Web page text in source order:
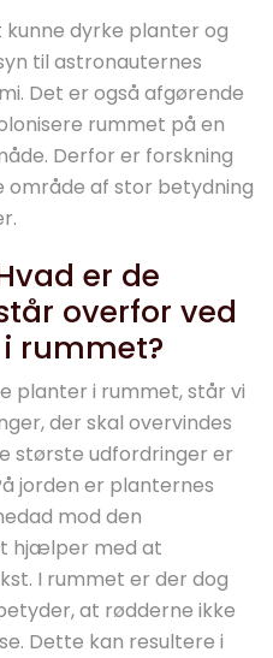
dyrke planter og
til astronauternes
Det er også afgørende
rummet på en
Derfor er forskning
område af stor betydning
er de
overfor ved
rummet?
planter i rummet, står vi
der skal overvindes
største udfordringer er
jorden er planternes
mod den
hjælper med at
I rummet er der dog
at rødderne ikke
Dette kan resultere i